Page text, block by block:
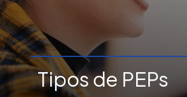
Tipos de PEPs